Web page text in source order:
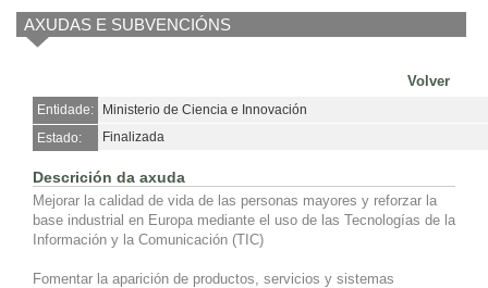
AXUDAS E SUBVENCIÓNS
Volver
Entidade:
Ministerio de Ciencia e Innovación
Estado:
Finalizada
Descrición da axuda
Mejorar la calidad de vida de las personas mayores y reforzar la
base industrial en Europa mediante el uso de las Tecnologías de la
Información y la Comunicación (TIC)
Fomentar la aparición de productos, servicios y sistemas